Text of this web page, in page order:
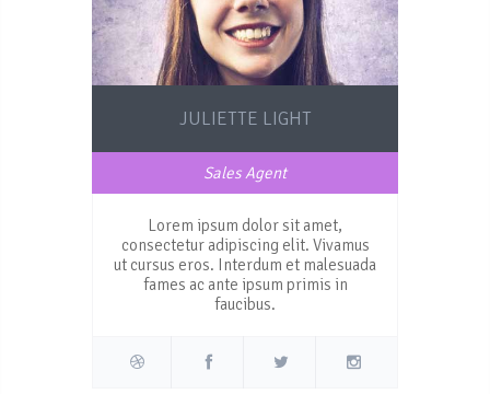
JULIETTE LIGHT
Sales Agent
Lorem ipsum dolor sit amet,
consectetur adipiscing elit. Vivamus
ut cursus eros. Interdum et malesuada
fames ac ante ipsum primis in
faucibus.